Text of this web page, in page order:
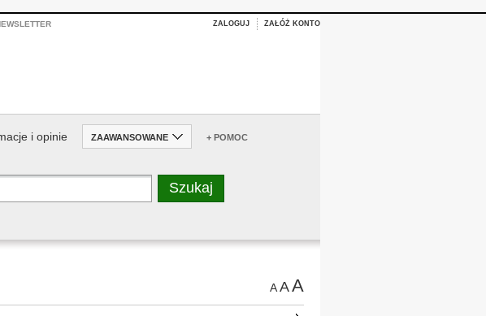
ZALOGUJ ZAŁÓŻ KONTO
i opinie ZAAWANSOWANE + POMOC
AAA